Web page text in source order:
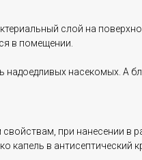
слой на
в помещении.
надоедливых насекомых. А
при нанесении в
капель в антисептический